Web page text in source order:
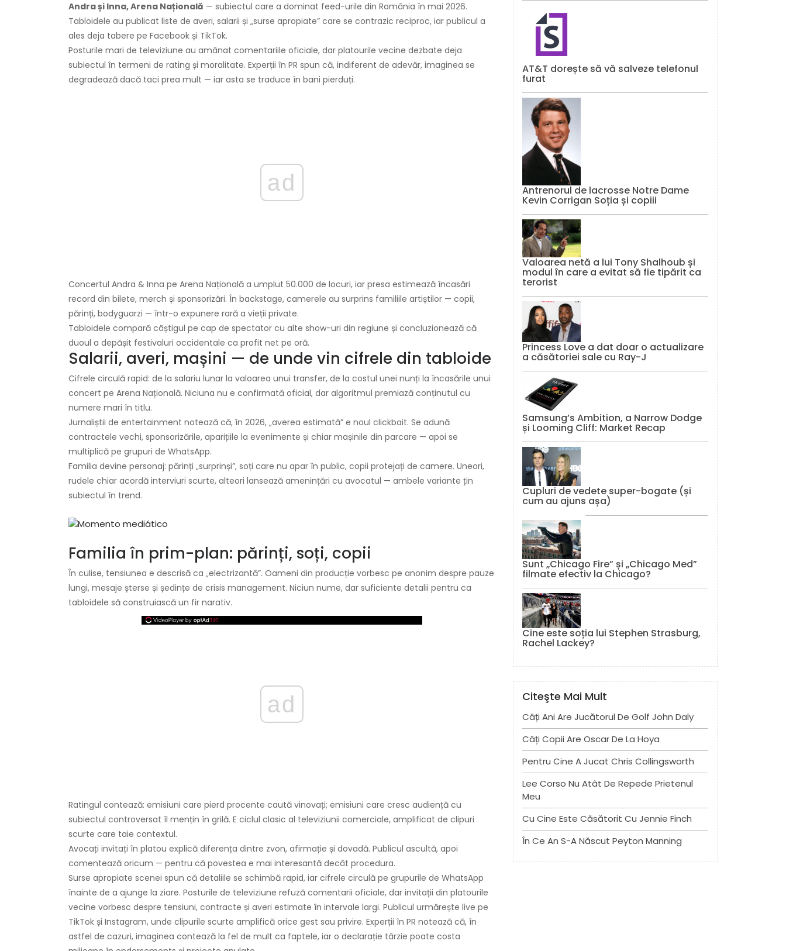
Andra și Inna, Arena Națională — subiectul care a dominat feed-urile din România în mai 2026.
Tabloidele au publicat liste de averi, salarii și „surse apropiate” care se contrazic reciproc, iar publicul a
ales deja tabere pe Facebook și TikTok.
Posturile mari de televiziune au amânat comentariile oficiale, dar platourile vecine dezbate deja
subiectul în termeni de rating și moralitate. Experții în PR spun că, indiferent de adevăr, imaginea se
degradează dacă taci prea mult — iar asta se traduce în bani pierduți.
ad
Concertul Andra & Inna pe Arena Națională a umplut 50.000 de locuri, iar presa estimează încasări
record din bilete, merch și sponsorizări. În backstage, camerele au surprins familiile artiștilor — copii,
părinți, bodyguarzi — într-o expunere rară a vieții private.
Tabloidele compară câștigul pe cap de spectator cu alte show-uri din regiune și concluzionează că
duoul a depășit festivaluri occidentale ca profit net pe oră.
Salarii, averi, mașini — de unde vin cifrele din tabloide
Cifrele circulă rapid: de la salariu lunar la valoarea unui transfer, de la costul unei nunți la încasările unui
concert pe Arena Națională. Niciuna nu e confirmată oficial, dar algoritmul premiază conținutul cu
numere mari în titlu.
Jurnaliștii de entertainment notează că, în 2026, „averea estimată” e noul clickbait. Se adună
contractele vechi, sponsorizările, aparițiile la evenimente și chiar mașinile din parcare — apoi se
multiplică pe grupuri de WhatsApp.
Familia devine personaj: părinți „surprinși”, soți care nu apar în public, copii protejați de camere. Uneori,
rudele chiar acordă interviuri scurte, alteori lansează amenințări cu avocatul — ambele variante țin
subiectul în trend.
Familia în prim-plan: părinți, soți, copii
În culise, tensiunea e descrisă ca „electrizantă”. Oameni din producție vorbesc pe anonim despre pauze
lungi, mesaje șterse și ședințe de crisis management. Niciun nume, dar suficiente detalii pentru ca
tabloidele să construiască un fir narativ.
ad
Ratingul contează: emisiuni care pierd procente caută vinovați; emisiuni care cresc audiență cu
subiectul controversat îl mențin în grilă. E ciclul clasic al televiziunii comerciale, amplificat de clipuri
scurte care taie contextul.
Avocați invitați în platou explică diferența dintre zvon, afirmație și dovadă. Publicul ascultă, apoi
comentează oricum — pentru că povestea e mai interesantă decât procedura.
Surse apropiate scenei spun că detaliile se schimbă rapid, iar cifrele circulă pe grupurile de WhatsApp
înainte de a ajunge la ziare. Posturile de televiziune refuză comentarii oficiale, dar invitații din platourile
vecine vorbesc despre tensiuni, contracte și averi estimate în intervale largi. Publicul urmărește live pe
TikTok și Instagram, unde clipurile scurte amplifică orice gest sau privire. Experții în PR notează că, în
astfel de cazuri, imaginea contează la fel de mult ca faptele, iar o declarație târzie poate costa
AT&T dorește să vă salveze telefonul
furat
Antrenorul de lacrosse Notre Dame
Kevin Corrigan Soția și copiii
Valoarea netă a lui Tony Shalhoub și
modul în care a evitat să fie tipărit ca
terorist
Princess Love a dat doar o actualizare
a căsătoriei sale cu Ray-J
Samsung’s Ambition, a Narrow Dodge
și Looming Cliff: Market Recap
Cupluri de vedete super-bogate (și
cum au ajuns așa)
Sunt „Chicago Fire” și „Chicago Med”
filmate efectiv la Chicago?
Cine este soția lui Stephen Strasburg,
Rachel Lackey?
Citeşte Mai Mult
Câți Ani Are Jucătorul De Golf John Daly
Câți Copii Are Oscar De La Hoya
Pentru Cine A Jucat Chris Collingsworth
Lee Corso Nu Atât De Repede Prietenul
Meu
Cu Cine Este Căsătorit Cu Jennie Finch
În Ce An S-A Născut Peyton Manning